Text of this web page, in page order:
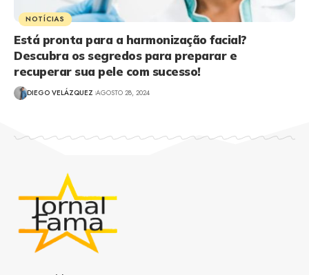
NOTÍCIAS
Está pronta para a harmonização facial?
Descubra os segredos para preparar e
recuperar sua pele com sucesso!
DIEGO VELÁZQUEZ AGOSTO 28, 2024